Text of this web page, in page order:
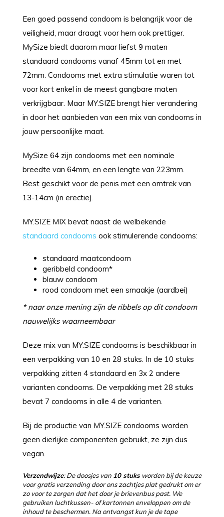
Een goed passend condoom is belangrijk voor de
veiligheid, maar draagt voor hem ook prettiger.
MySize biedt daarom maar liefst 9 maten
standaard condooms vanaf 45mm tot en met
72mm. Condooms met extra stimulatie waren tot
voor kort enkel in de meest gangbare maten
verkrijgbaar. Maar MY.SIZE brengt hier verandering
in door het aanbieden van een mix van condooms in
jouw persoonlijke maat.
MySize 64 zijn condooms met een nominale
breedte van 64mm, en een lengte van 223mm.
Best geschikt voor de penis met een omtrek van
13-14cm (in erectie).
MY.SIZE MIX bevat naast de welbekende
standaard condooms ook stimulerende condooms:
standaard maatcondoom
geribbeld condoom*
blauw condoom
rood condoom met een smaakje (aardbei)
* naar onze mening zijn de ribbels op dit condoom
nauwelijks waarneembaar
Deze mix van MY.SIZE condooms is beschikbaar in
een verpakking van 10 en 28 stuks. In de 10 stuks
verpakking zitten 4 standaard en 3x 2 andere
varianten condooms. De verpakking met 28 stuks
bevat 7 condooms in alle 4 de varianten.
Bij de productie van MY.SIZE condooms worden
geen dierlijke componenten gebruikt, ze zijn dus
vegan.
Verzendwijze: De doosjes van 10 stuksworden bij de keuze
voor gratis verzending door ons zachtjes plat gedrukt om er
zo voor te zorgen dat het door je brievenbus past. We
gebruiken luchtkussen- of kartonnen enveloppen om de
inhoud te beschermen. Na ontvangst kun je de tape